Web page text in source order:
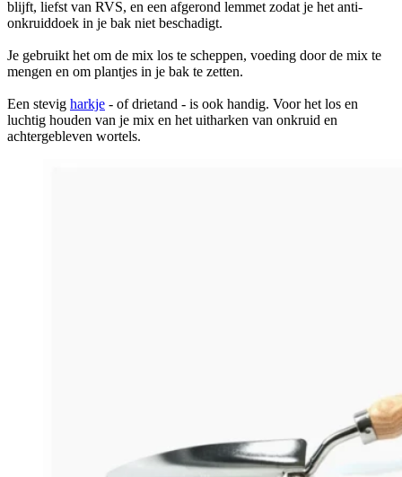
blijft, liefst van RVS, en een afgerond lemmet zodat je het anti-
onkruiddoek in je bak niet beschadigt.
Je gebruikt het om de mix los te scheppen, voeding door de mix te
mengen en om plantjes in je bak te zetten.
Een stevig harkje - of drietand - is ook handig. Voor het los en
luchtig houden van je mix en het uitharken van onkruid en
achtergebleven wortels.